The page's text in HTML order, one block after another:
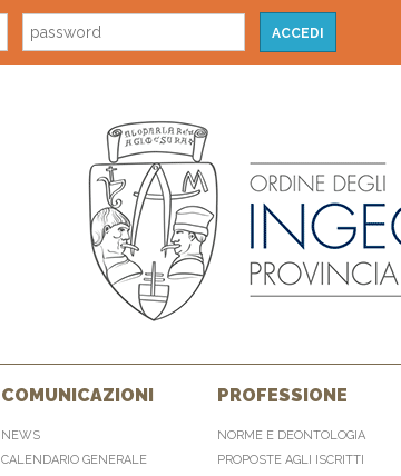
COMUNICAZIONI
NEWS
CALENDARIO GENERALE
PROFESSIONE
NORME E DEONTOLOGIA
PROPOSTE AGLI ISCRITTI